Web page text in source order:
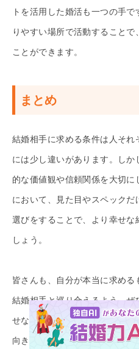
トを活用した婚活も一つの手
りやすい場所で活動すること
ことができます。
まとめ
結婚相手に求める条件は人そ
には少し違いがあります。し
的な価値観や信頼関係を大切
において、見た目やスペック
選びをすることで、より幸せ
しょう。
皆さんも、自分が本当に求め
結婚相手と巡り合えるよう、
せな未来は、自分の手で掴むも
向きに！頑張ってくださいね。